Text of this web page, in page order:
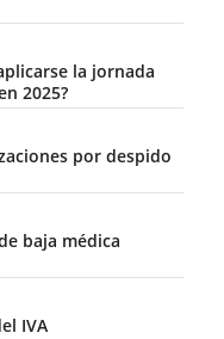
la jornada
2025?
por despido
baja médica
IVA